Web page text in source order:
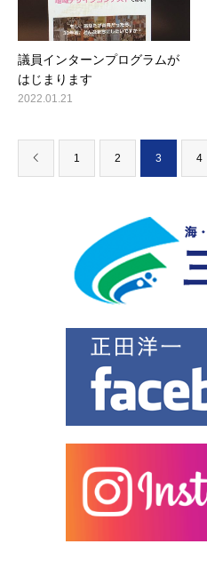
議員インターンプログラムが
はじまります
2022.01.21
1 2 3 4